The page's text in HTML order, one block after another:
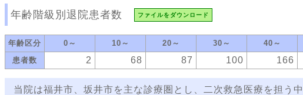
年齢階級別退院患者数 ファイルをダウンロード
年齢区分 0～ 10～ 20～ 30～ 40～
患者数
2 68 87 100 166
当院は福井市、坂井市を主な診療圏とし、二次救急医療を担う